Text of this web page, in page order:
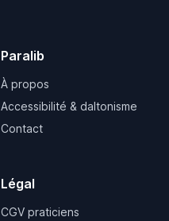
Paralib
À propos
Accessibilité & daltonisme
Contact
Légal
CGV praticiens